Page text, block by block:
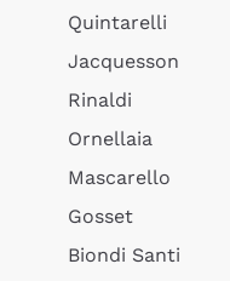
Quintarelli
Jacquesson
Rinaldi
Ornellaia
Mascarello
Gosset
Biondi Santi